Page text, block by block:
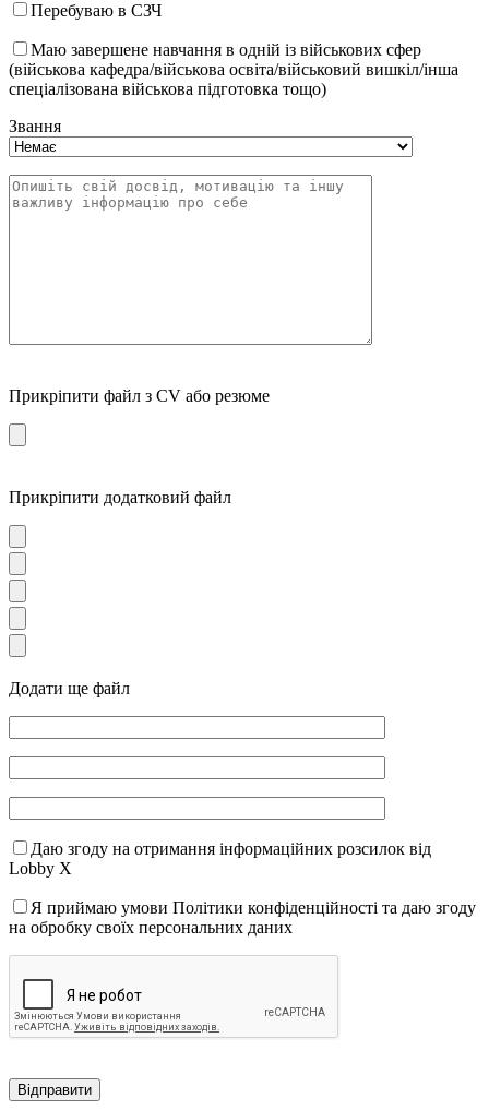
Перебуваю в СЗЧ
Маю завершене навчання в одній із військових сфер
(військова кафедра/військова освіта/військовий вишкіл/інша
спеціалізована військова підготовка тощо)
Звання
Прикріпити файл з CV або резюме
Прикріпити додатковий файл
Додати ще файл
Даю згоду на отримання інформаційних розсилок від
Lobby X
Я приймаю умови Політики конфіденційності та даю згоду
на обробку своїх персональних даних